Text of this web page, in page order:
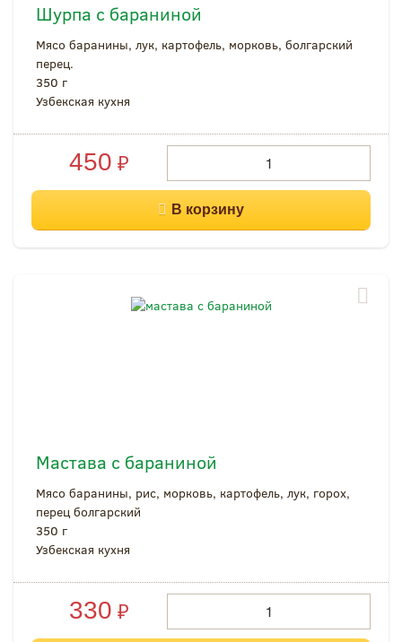
Шурпа с бараниной
Мясо баранины, лук, картофель, морковь, болгарский
перец.
350 г
Узбекская кухня
450 ₽
Мастава с бараниной
Мясо баранины, рис, морковь, картофель, лук, горох,
перец болгарский
350 г
Узбекская кухня
330 ₽